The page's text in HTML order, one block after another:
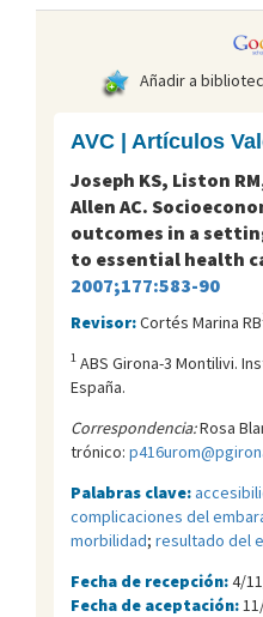
Añadir a
AVC | Artículos
Joseph KS, Liston
Allen AC.
outcomes in a
to essential health
2007;177:583-90
Revisor:Cortés Marina RB
1 ABS Girona-3 Montilivi.
España.
Correspondencia:Rosa
trónico:
Palabras clave:
complicaciones del
morbilidad; resultado del
Fecha de recepción:4/
Fecha de aceptación: